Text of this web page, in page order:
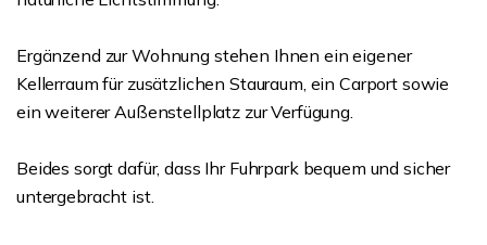
Ergänzend zur Wohnung stehen Ihnen ein eigener
Kellerraum für zusätzlichen Stauraum, ein Carport sowie
ein weiterer Außenstellplatz zur Verfügung.
Beides sorgt dafür, dass Ihr Fuhrpark bequem und sicher
untergebracht ist.